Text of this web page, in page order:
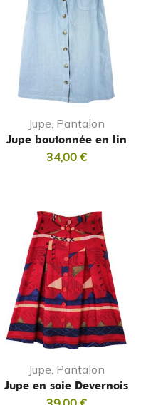
Jupe, Pantalon
Jupe boutonnée en lin
34,00 €
Jupe, Pantalon
Jupe en soie Devernois